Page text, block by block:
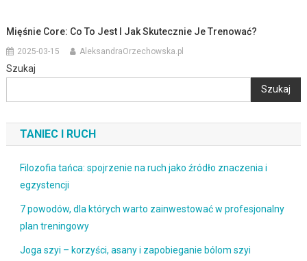
Mięśnie Core: Co To Jest I Jak Skutecznie Je Trenować?
2025-03-15 AleksandraOrzechowska.pl
Szukaj
Szukaj
TANIEC I RUCH
Filozofia tańca: spojrzenie na ruch jako źródło znaczenia i
egzystencji
7 powodów, dla których warto zainwestować w profesjonalny
plan treningowy
Joga szyi – korzyści, asany i zapobieganie bólom szyi